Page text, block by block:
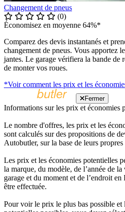
Changement de pneus
(0)
Économisez en moyenne 64%*
Comparez des devis instantanés et
changement de pneus. Vous apportez
jantes. Le garage vérifiera la bande de
de monter vos roues.
*Voir comment les prix et les
Fermer
Informations sur les prix et économies
Le nombre d'offres, les prix et les
sont calculés sur des propositions de
Autobutler, sur la base de leurs
Les prix et les économies potentielles
la marque, du modèle, de l’année de
garage et du moment et de l’endroit
être effectuée.
Pour voir le prix le plus bas possible et